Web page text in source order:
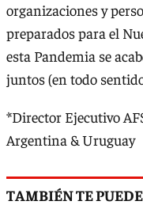
organizaciones y
preparados para el
esta Pandemia se
juntos (en todo
*Director Ejecutivo
Argentina & Uruguay
TAMBIÉN TE